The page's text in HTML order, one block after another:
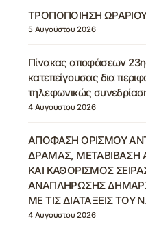
ΤΡΟΠΟΠΟΙΗΣΗ
5 Αυγούστου 2026
Πίνακας αποφάσεων
κατεπείγουσας δια
τηλεφωνικώς
4 Αυγούστου 2026
ΑΠΟΦΑΣΗ ΟΡΙΣΜΟΥ
ΔΡΑΜΑΣ, ΜΕΤΑΒΙΒΑΣΗ
ΚΑΙ ΚΑΘΟΡΙΣΜΟΣ
ΑΝΑΠΛΗΡΩΣΗΣ
ΜΕ ΤΙΣ ΔΙΑΤΑΞΕΙΣ ΤΟΥ
4 Αυγούστου 2026